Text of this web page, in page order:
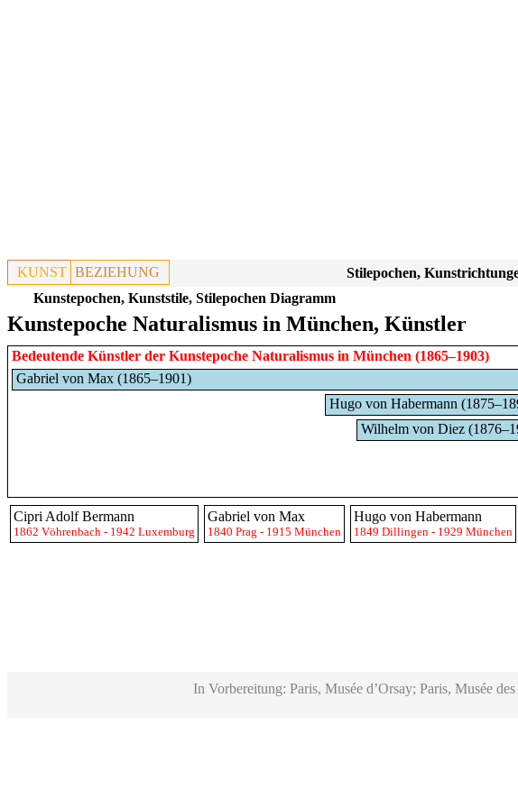
KUNST BEZIEHUNG
Stilepochen,
Kunstepochen, Kunststile, Stilepochen Diagramm
Kunstepoche Naturalismus in München, Künstler
Bedeutende Künstler der Kunstepoche Naturalismus in München (1865–1903)
Gabriel von Max (1865–1901)
Hugo von Habermann
Wilhelm von Diez
Cipri Adolf Bermann
1862 Vöhrenbach - 1942 Luxemburg
Gabriel von Max
1840 Prag - 1915 München
Hugo von Habermann
1849 Dillingen - 1929 München
In Vorbereitung: Paris, Musée d’Orsay; Paris, Musée